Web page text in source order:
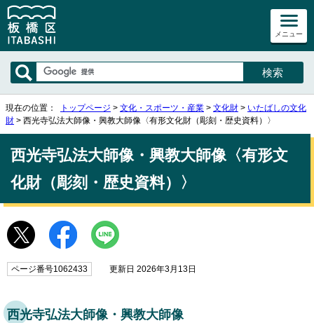
メニュー
現在の位置： トップページ > 文化・スポーツ・産業 > 文化財 > いたばしの文化
財 > 西光寺弘法大師像・興教大師像〈有形文化財（彫刻・歴史資料）〉
西光寺弘法大師像・興教大師像〈有形文
化財（彫刻・歴史資料）〉
ページ番号1062433 更新日 2026年3月13日
西光寺弘法大師像・興教大師像